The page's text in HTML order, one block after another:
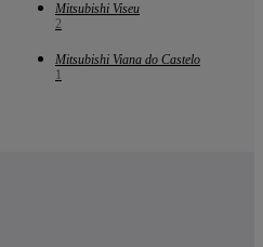
Mitsubishi Viseu
2
Mitsubishi Viana do Castelo
1